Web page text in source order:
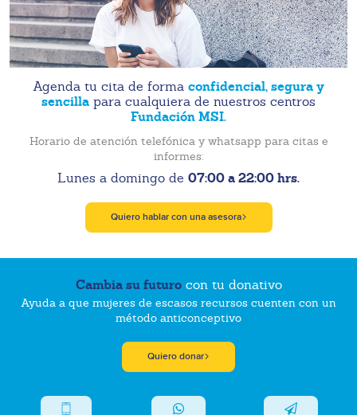
Agenda tu cita de forma confidencial, segura y
sencilla para cualquiera de nuestros centros
Fundación MSI.
Horario de atención telefónica y whatsapp para citas e
informes:
Lunes a domingo de 07:00 a 22:00 hrs.
Quiero hablar con una asesora
Cambia su futurocon tu donativo
Ayuda a que mujeres de escasos recursos cuenten con un
método anticonceptivo
Quiero donar